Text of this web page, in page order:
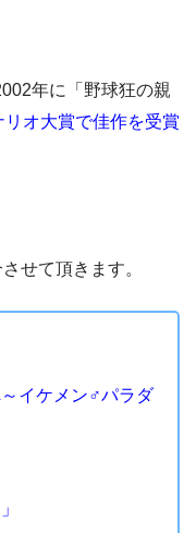
年に「野球狂の親
オ大賞で佳作を受賞
せて頂きます。
イケメン♂パラダ